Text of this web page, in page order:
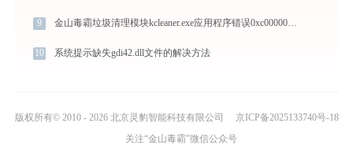
9 金山毒霸垃圾清理模块kcleaner.exe应用程序错误0xc0000017解决方法
10 系统提示缺失gdi42.dll文件的解决方法
版权所有© 2010 - 2026 北京灵豹智能科技有限公司
京ICP备2025133740号-18
关注“金山毒霸”微信公众号